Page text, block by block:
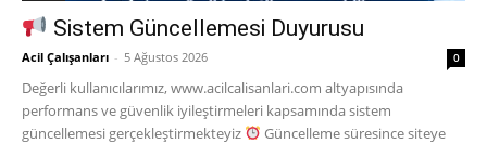
Sistem Güncellemesi Duyurusu
Acil Çalışanları - 5 Ağustos 2026 0
Değerli kullanıcılarımız, www.acilcalisanlari.com altyapısında
performans ve güvenlik iyileştirmeleri kapsamında sistem
güncellemesi gerçekleştirmekteyiz
Güncelleme süresince siteye